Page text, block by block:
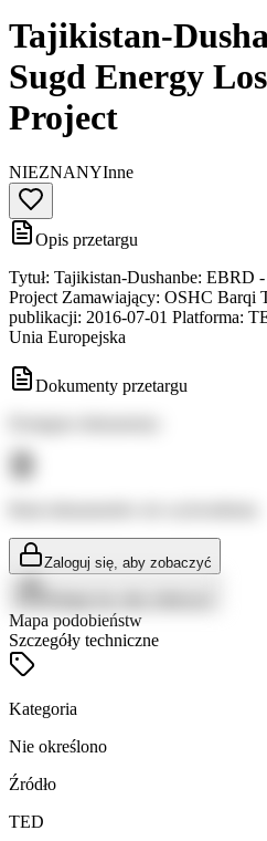
Tajikistan-
Sugd Energy
Project
NIEZNANYInne
Opis przetargu
Tytuł: Tajikistan-Dushanbe: EBRD
Project Zamawiający: OSHC
publikacji: 2016-07-01 Platforma:
Unia Europejska
Dokumenty przetargu
Zaloguj się, aby zobaczyć
Mapa podobieństw
Szczegóły techniczne
Kategoria
Nie określono
Źródło
TED